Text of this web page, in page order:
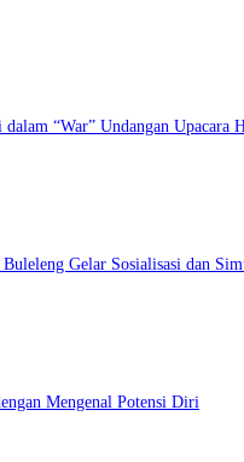
“War” Undangan Upacara
Gelar Sosialisasi dan
Mengenal Potensi Diri